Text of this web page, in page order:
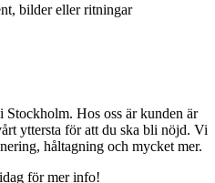
bilder eller ritningar
Hos oss är kunden är
yttersta för att du ska bli nöjd. Vi
håltagning och mycket mer.
för mer info!